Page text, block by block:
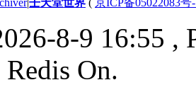
|壬天堂世界 ( 京ICP备05022083号
8-9 16:55 ,
On.